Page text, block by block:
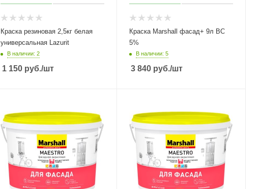
Краска резиновая 2,5кг белая
универсальная Lazurit
В наличии: 2
1 150 руб./шт
Краска Marshall фасад+ 9л BС
5%
В наличии: 5
3 840 руб./шт